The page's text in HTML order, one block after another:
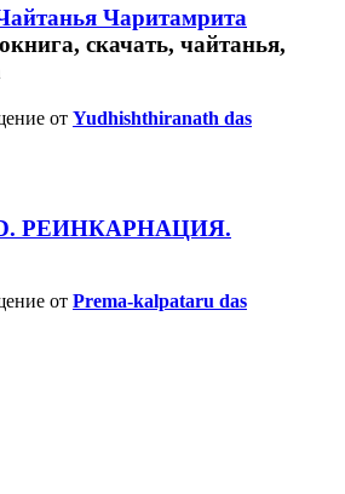
Чаритамрита
от Yudhishthiranath das
РЕИНКАРНАЦИЯ.
от Prema-kalpataru das